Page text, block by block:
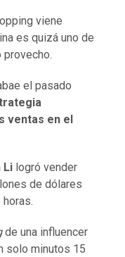
viene
es quizá uno de
provecho.
el pasado
ventas en el
Li logró vender
de dólares
de una influencer
solo minutos 15